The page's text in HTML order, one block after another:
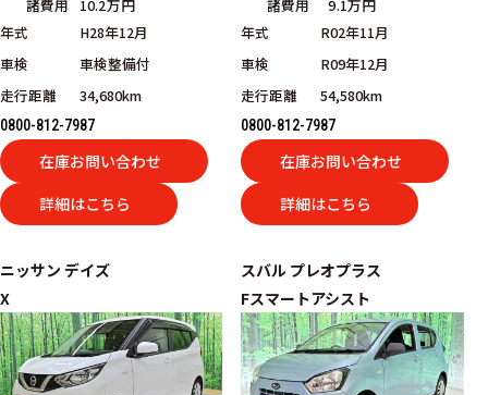
諸費用
10.2万円
年式
H28年12月
車検
車検整備付
走行距離
34,680km
0800-812-7987
在庫お問い合わせ
詳細はこちら
諸費用
9.1万円
年式
R02年11月
車検
R09年12月
走行距離
54,580km
0800-812-7987
在庫お問い合わせ
詳細はこちら
ニッサン デイズ
X
スバル プレオプラス
Fスマートアシスト